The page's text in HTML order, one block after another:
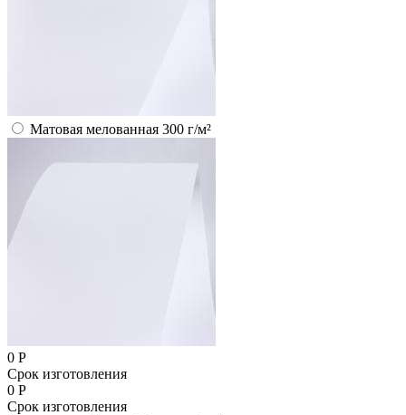
Матовая мелованная 300 г/м²
0 Р
Срок изготовления
0 Р
Срок изготовления